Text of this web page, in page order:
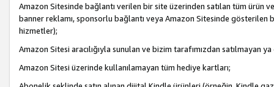
Amazon Sitesinde bağlantı verilen bir site üzerinden satılan tüm ürün
banner reklamı, sponsorlu bağlantı veya Amazon Sitesinde gösterilen
hizmetler);
Amazon Sitesi aracılığıyla sunulan ve bizim tarafımızdan satılmayan
Amazon Sitesi üzerinde kullanılamayan tüm hediye kartları;